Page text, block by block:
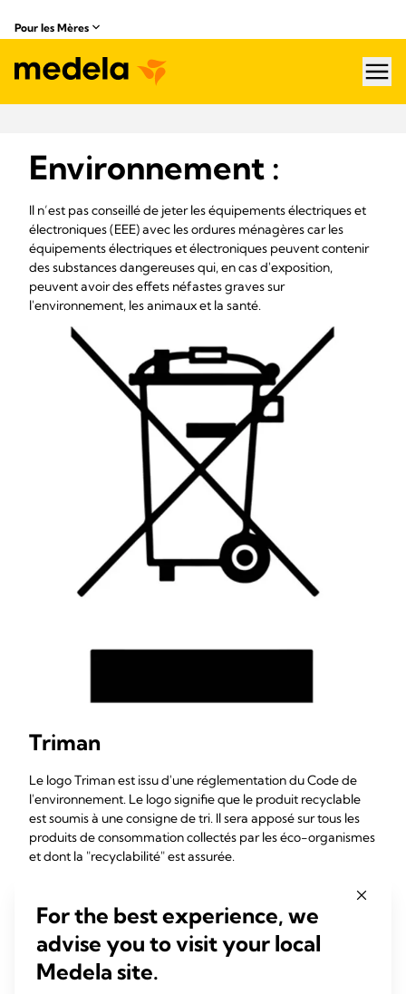
Pour les Mères
Environnement :
Il n’est pas conseillé de jeter les équipements électriques et
électroniques (EEE) avec les ordures ménagères car les
équipements électriques et électroniques peuvent contenir
des substances dangereuses qui, en cas d'exposition,
peuvent avoir des effets néfastes graves sur
l'environnement, les animaux et la santé.
Triman
Le logo Triman est issu d'une réglementation du Code de
l'environnement. Le logo signifie que le produit recyclable
est soumis à une consigne de tri. Il sera apposé sur tous les
produits de consommation collectés par les éco-organismes
et dont la "recyclabilité" est assurée.
papiers tels que les notices, les modes d'emploi ainsi que les
équipements électriques et électroniques, les piles et les
textiles.
Le Triman peut figurer sur les produits ou sur l'emballage, la
For the best experience, we
advise you to visit your local
Medela site.